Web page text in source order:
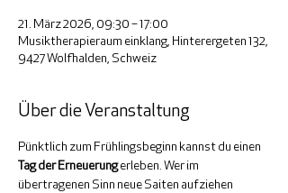
21. März 2026, 09:30 – 17:00
Musiktherapieraum einklang, Hinterergeten 132,
9427 Wolfhalden, Schweiz
Über die Veranstaltung
Pünktlich zum Frühlingsbeginn kannst du einen
Tag der Erneuerung erleben. Wer im
übertragenen Sinn neue Saiten aufziehen